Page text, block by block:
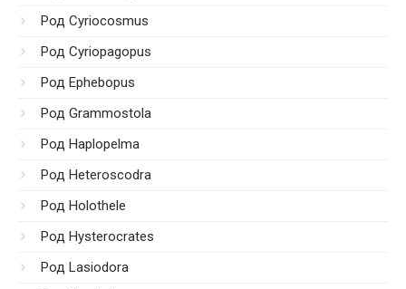
Род Cyriocosmus
Род Cyriopagopus
Род Ephebopus
Род Grammostola
Род Haplopelma
Род Heteroscodra
Род Holothele
Род Hysterocrates
Род Lasiodora